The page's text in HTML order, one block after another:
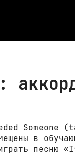
Someone
в
песню